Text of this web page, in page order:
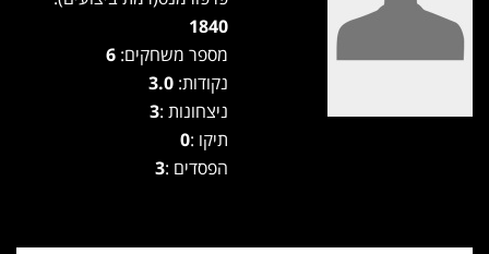
1840
מספר משחקים:
נקודות: 3.0
ניצחונות :3
תיקו :0
הפסדים :3